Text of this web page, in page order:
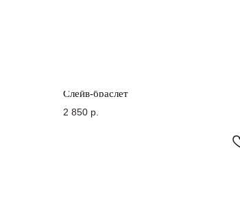
Слейв-браслет
2 850 р.